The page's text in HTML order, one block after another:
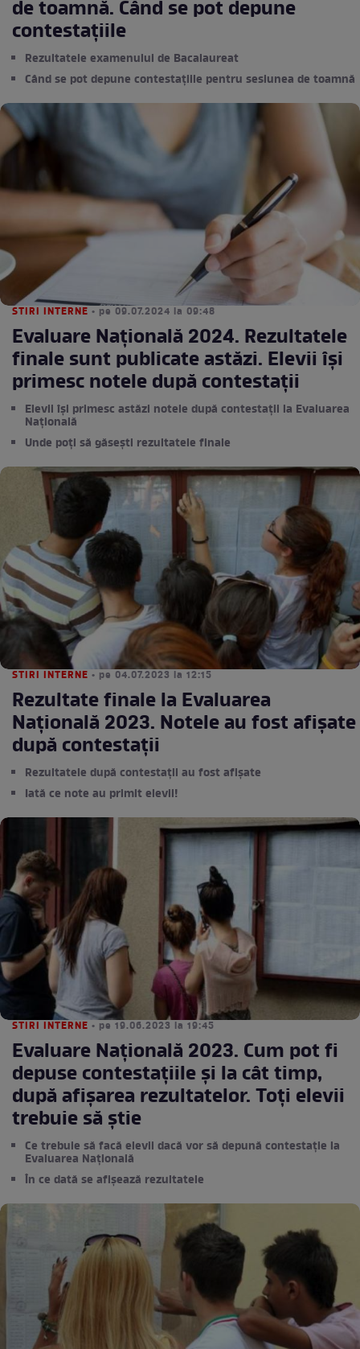
de toamnă. Când se pot depune
contestațiile
Rezultatele examenului de Bacalaureat
Când se pot depune contestațiile pentru sesiunea de toamnă
STIRI INTERNE • pe 09.07.2024 la 09:48
Evaluare Națională 2024. Rezultatele
finale sunt publicate astăzi. Elevii își
primesc notele după contestații
Elevii își primesc astăzi notele după contestații la Evaluarea
Națională
Unde poți să găsești rezultatele finale
STIRI INTERNE • pe 04.07.2023 la 12:15
Rezultate finale la Evaluarea
Națională 2023. Notele au fost afișate
după contestații
Rezultatele după contestații au fost afișate
Iată ce note au primit elevii!
STIRI INTERNE • pe 19.06.2023 la 19:45
Evaluare Națională 2023. Cum pot fi
depuse contestațiile și la cât timp,
după afișarea rezultatelor. Toți elevii
trebuie să știe
Ce trebuie să facă elevii dacă vor să depună contestație la
Evaluarea Națională
În ce dată se afișează rezultatele